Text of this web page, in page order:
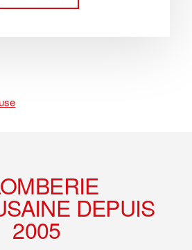
DEPUIS
2005